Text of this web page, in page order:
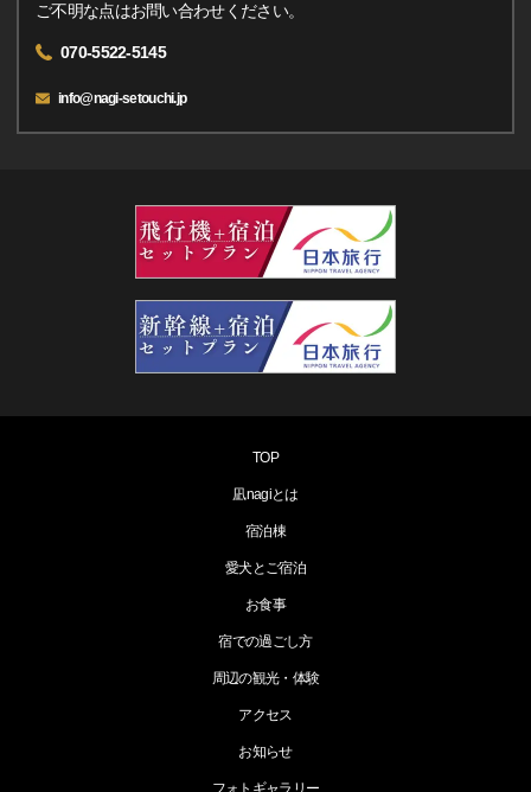
ご不明な点はお問い合わせください。
070-5522-5145
info@nagi-setouchi.jp
TOP
凪nagiとは
宿泊棟
愛犬とご宿泊
お食事
宿での過ごし方
周辺の観光・体験
アクセス
お知らせ
フォトギャラリー